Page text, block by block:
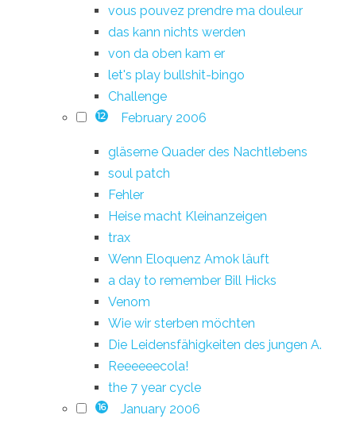
vous pouvez prendre ma douleur
das kann nichts werden
von da oben kam er
let's play bullshit-bingo
Challenge
12 February 2006
gläserne Quader des Nachtlebens
soul patch
Fehler
Heise macht Kleinanzeigen
trax
Wenn Eloquenz Amok läuft
a day to remember Bill Hicks
Venom
Wie wir sterben möchten
Die Leidensfähigkeiten des jungen A.
Reeeeeecola!
the 7 year cycle
16 January 2006